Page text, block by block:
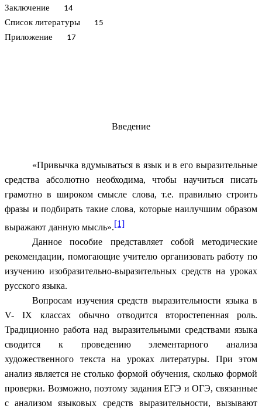
Заключение 14
Список литературы 15
Приложение 17
Введение
«Привычка вдумываться в язык и в его выразительные
средства абсолютно необходима, чтобы научиться писать
грамотно в широком смысле слова, т.е. правильно строить
фразы и подбирать такие слова, которые наилучшим образом
выражают данную мысль».[1]
Данное пособие представляет собой методические
рекомендации, помогающие учителю организовать работу по
изучению изобразительно-выразительных средств на уроках
русского языка.
Вопросам изучения средств выразительности языка в
V- IХ классах обычно отводится второстепенная роль.
Традиционно работа над выразительными средствами языка
сводится к проведению элементарного анализа
художественного текста на уроках литературы. При этом
анализ является не столько формой обучения, сколько формой
проверки. Возможно, поэтому задания ЕГЭ и ОГЭ, связанные
с анализом языковых средств выразительности, вызывают